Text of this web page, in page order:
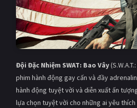
Đội Đặc Nhiệm SWAT: Bao Vây
phim hành động gay cấn và đầy
hành động tuyệt vời và diễn xuất ấn
lựa chọn tuyệt vời cho những ai yêu thích